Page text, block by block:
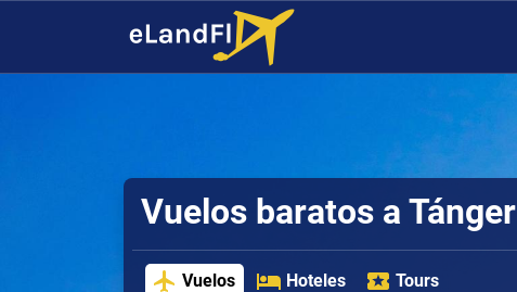
Vuelos baratos a Tánger
Vuelos Hoteles Tours